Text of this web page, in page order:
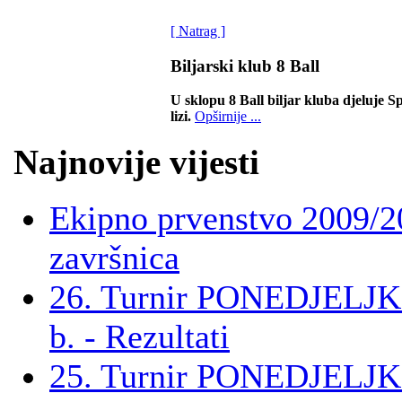
[ Natrag ]
Biljarski klub 8 Ball
U sklopu 8 Ball biljar kluba djeluje
lizi. Opširnije ...
Najnovije vijesti
Ekipno prvenstvo 2009/
završnica
26. Turnir
b. - Rezultati
25. Turnir